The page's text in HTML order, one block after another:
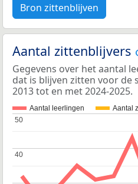
Bron zittenblijven
Aantal zittenblijvers
Gegevens over het aantal
dat is blijven zitten voor de
2013 tot en met 2024-2025.
Aantal leerlingen Aantal
40
40
50
50